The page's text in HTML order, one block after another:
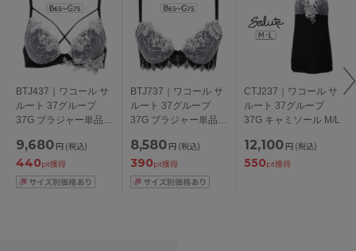
BTJ437｜ワコール サ
ルート 37グループ
37G ブラジャー単品
アンダー 65/70/75cm
9,680 円 (税込)
440pt獲得
BTJ737｜ワコール サ
ルート 37グループ
37G ブラジャー単品
プ アンダー
65/70/75cm
8,580 円 (税込)
390pt獲得
CTJ237｜ワコール サ
ルート 37グループ
37G キャミソール M/L
12,100 円 (税込)
550pt獲得